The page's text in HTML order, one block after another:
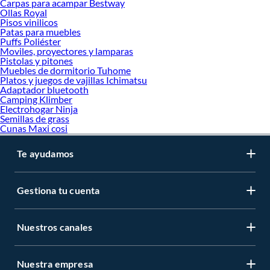
Carpas para acampar Bestway
Ollas Royal
Pisos vinilicos
Patas para muebles
Puffs Poliéster
Moviles, proyectores y lamparas
Pistolas y pitones
Muebles de dormitorio Tuhome
Platos y juegos de vajillas Ichimatsu
Adaptador bluetooth
Camping Klimber
Electrohogar Ninja
Semillas de grass
Cunas Maxi cosi
Te ayudamos
Gestiona tu cuenta
Nuestros canales
Nuestra empresa